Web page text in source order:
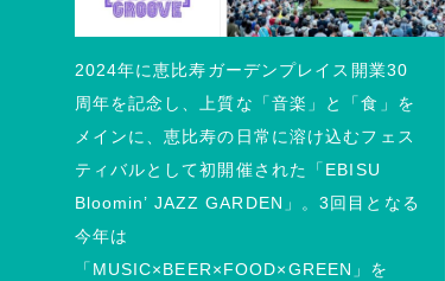
2024年に恵比寿ガーデンプレイス開業30
周年を記念し、上質な「音楽」と「食」を
メインに、恵比寿の日常に溶け込むフェス
ティバルとして初開催された「EBISU
Bloomin’ JAZZ GARDEN」。3回目となる
今年は
「MUSIC×BEER×FOOD×GREEN」を